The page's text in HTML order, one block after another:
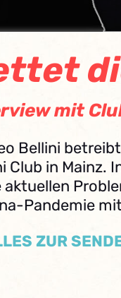
mit
Bellini
Club in Mainz.
aktuellen
Pandemie
ZUR